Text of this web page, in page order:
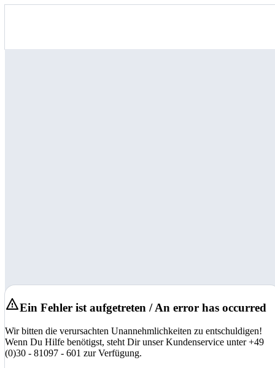
Ein Fehler ist aufgetreten / An error has occurred
Wir bitten die verursachten Unannehmlichkeiten zu entschuldigen!
Wenn Du Hilfe benötigst, steht Dir unser Kundenservice unter +49
(0)30 - 81097 - 601 zur Verfügung.